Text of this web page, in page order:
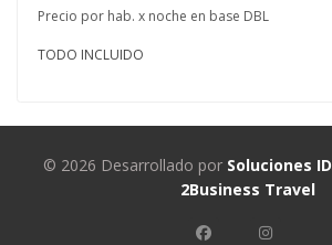
Precio por hab. x noche en base DBL
TODO INCLUIDO
© 2026 Desarrollado por Soluciones ID
2Business Travel